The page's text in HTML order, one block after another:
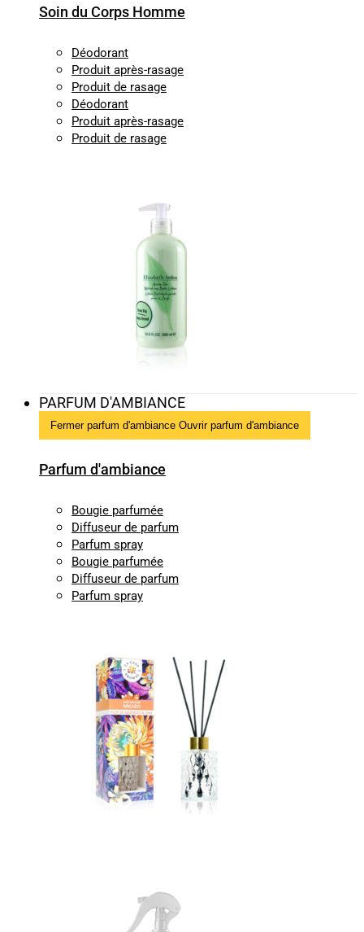
Soin du Corps Homme
Déodorant
Produit après-rasage
Produit de rasage
Déodorant
Produit après-rasage
Produit de rasage
PARFUM D'AMBIANCE
Fermer parfum d'ambiance Ouvrir parfum d'ambiance
Parfum d'ambiance
Bougie parfumée
Diffuseur de parfum
Parfum spray
Bougie parfumée
Diffuseur de parfum
Parfum spray